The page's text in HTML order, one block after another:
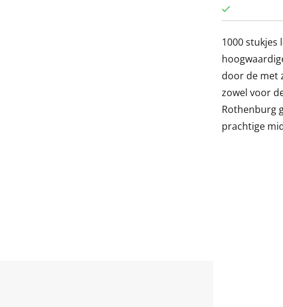
1000 stukjes
door de met
zowel voor
Rothenburg
prachtige